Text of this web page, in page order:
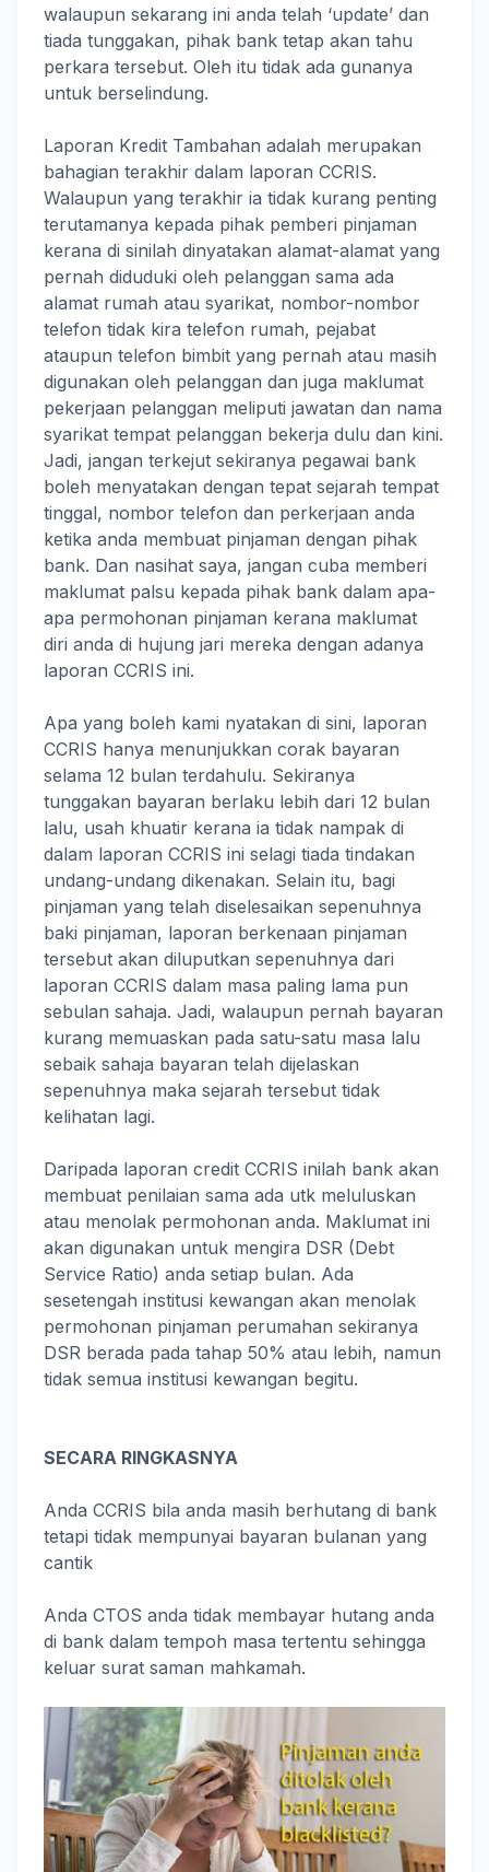
walaupun sekarang ini anda telah ‘update’ dan
tiada tunggakan, pihak bank tetap akan tahu
perkara tersebut. Oleh itu tidak ada gunanya
untuk berselindung.
Laporan Kredit Tambahan adalah merupakan
bahagian terakhir dalam laporan CCRIS.
Walaupun yang terakhir ia tidak kurang penting
terutamanya kepada pihak pemberi pinjaman
kerana di sinilah dinyatakan alamat-alamat yang
pernah diduduki oleh pelanggan sama ada
alamat rumah atau syarikat, nombor-nombor
telefon tidak kira telefon rumah, pejabat
ataupun telefon bimbit yang pernah atau masih
digunakan oleh pelanggan dan juga maklumat
pekerjaan pelanggan meliputi jawatan dan nama
syarikat tempat pelanggan bekerja dulu dan kini.
Jadi, jangan terkejut sekiranya pegawai bank
boleh menyatakan dengan tepat sejarah tempat
tinggal, nombor telefon dan perkerjaan anda
ketika anda membuat pinjaman dengan pihak
bank. Dan nasihat saya, jangan cuba memberi
maklumat palsu kepada pihak bank dalam apa-
apa permohonan pinjaman kerana maklumat
diri anda di hujung jari mereka dengan adanya
laporan CCRIS ini.
Apa yang boleh kami nyatakan di sini, laporan
CCRIS hanya menunjukkan corak bayaran
selama 12 bulan terdahulu. Sekiranya
tunggakan bayaran berlaku lebih dari 12 bulan
lalu, usah khuatir kerana ia tidak nampak di
dalam laporan CCRIS ini selagi tiada tindakan
undang-undang dikenakan. Selain itu, bagi
pinjaman yang telah diselesaikan sepenuhnya
baki pinjaman, laporan berkenaan pinjaman
tersebut akan diluputkan sepenuhnya dari
laporan CCRIS dalam masa paling lama pun
sebulan sahaja. Jadi, walaupun pernah bayaran
kurang memuaskan pada satu-satu masa lalu
sebaik sahaja bayaran telah dijelaskan
sepenuhnya maka sejarah tersebut tidak
kelihatan lagi.
Daripada laporan credit CCRIS inilah bank akan
membuat penilaian sama ada utk meluluskan
atau menolak permohonan anda. Maklumat ini
akan digunakan untuk mengira DSR (Debt
Service Ratio) anda setiap bulan. Ada
sesetengah institusi kewangan akan menolak
permohonan pinjaman perumahan sekiranya
DSR berada pada tahap 50% atau lebih, namun
tidak semua institusi kewangan begitu.
SECARA RINGKASNYA
Anda CCRIS bila anda masih berhutang di bank
tetapi tidak mempunyai bayaran bulanan yang
cantik
Anda CTOS anda tidak membayar hutang anda
di bank dalam tempoh masa tertentu sehingga
keluar surat saman mahkamah.